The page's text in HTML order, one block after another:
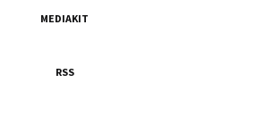
MEDIAKIT
RSS